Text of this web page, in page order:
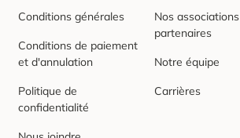
Conditions générales
Conditions de paiement
et d'annulation
Politique de
confidentialité
Nos associations
partenaires
Notre équipe
Carrières